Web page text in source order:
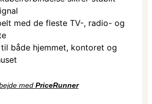
med de fleste TV-, radio- og
både hjemmet, kontoret og
med PriceRunner